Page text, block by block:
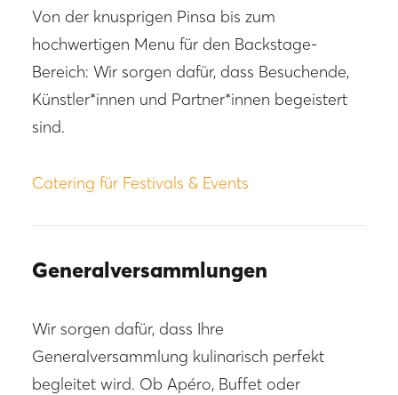
Von der knusprigen Pinsa bis zum
hochwertigen Menu für den Backstage-
Bereich: Wir sorgen dafür, dass Besuchende,
Künstler*innen und Partner*innen begeistert
sind.
Catering für Festivals & Events
Generalversammlungen
Wir sorgen dafür, dass Ihre
Generalversammlung kulinarisch perfekt
begleitet wird. Ob Apéro, Buffet oder